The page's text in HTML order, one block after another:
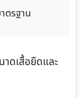
ตรฐาน
าดเสื้อยืดและ